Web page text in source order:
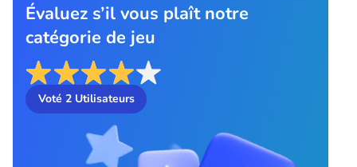
Évaluez s’il vous plaît notre
catégorie de jeu
Voté 2Utilisateurs